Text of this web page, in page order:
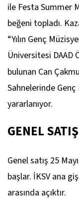
ile Festa Summer
beğeni topladı.
“Yılın Genç
Üniversitesi DAAD
bulunan Can
Sahnelerinde
yararlanıyor.
GENEL SATIŞ
Genel satış 25
başlar. İKSV ana
arasında açıktır.